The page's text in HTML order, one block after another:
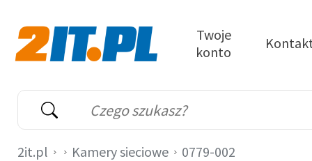
Wyszukiwarka
Słowo kluczowe
Twoje
konto
2it.pl Kamery sieciowe 0779-002